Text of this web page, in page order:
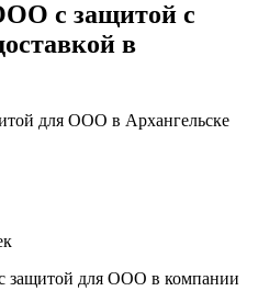
с защитой с
в
защитой для ООО в компании